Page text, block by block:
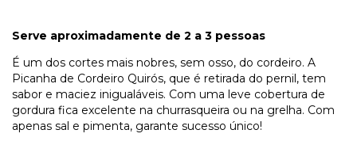
Serve aproximadamente de 2 a 3 pessoas
É um dos cortes mais nobres, sem osso, do cordeiro. A
Picanha de Cordeiro Quirós, que é retirada do pernil, tem
sabor e maciez inigualáveis. Com uma leve cobertura de
gordura fica excelente na churrasqueira ou na grelha. Com
apenas sal e pimenta, garante sucesso único!